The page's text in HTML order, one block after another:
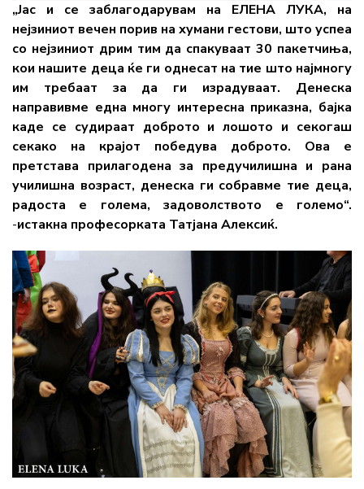
„Јас и се заблагодарувам на ЕЛЕНА ЛУКА, на
нејзиниот вечен порив на хумани гестови, што успеа
со нејзиниот дрим тим да спакуваат 30 пакетчиња,
кои нашите деца ќе ги однесат на тие што најмногу
им требаат за да ги израдуваат. Денеска
направивме една многу интересна приказна, бајка
каде се судираат доброто и лошото и секогаш
секако на крајот победува доброто. Ова е
претстава прилагодена за предучилишна и рана
училишна возраст, денеска ги собравме тие деца,
радоста е голема, задоволството е големо“.
-истакна професорката Татјана Алексиќ.